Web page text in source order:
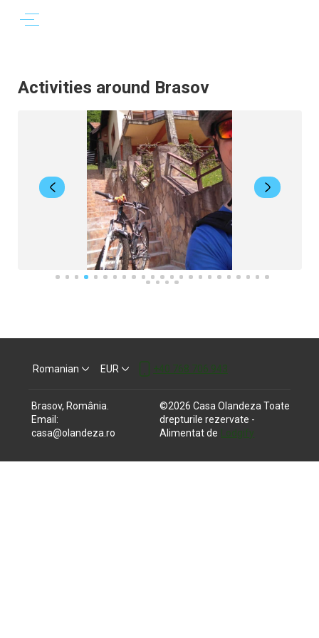
Activities around Brasov
Romanian EUR +40 768 706 943
Brasov, România.
Email :
casa@olandeza.ro
©2026 Casa OlandezaToate
drepturile rezervate -
Alimentat de Lodgify